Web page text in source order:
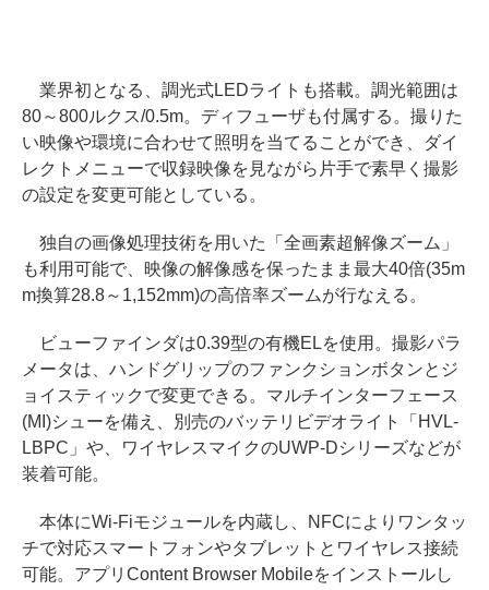
業界初となる、調光式LEDライトも搭載。調光範囲は
80～800ルクス/0.5m。ディフューザも付属する。撮りた
い映像や環境に合わせて照明を当てることができ、ダイ
レクトメニューで収録映像を見ながら片手で素早く撮影
の設定を変更可能としている。
独自の画像処理技術を用いた「全画素超解像ズーム」
も利用可能で、映像の解像感を保ったまま最大40倍(35m
m換算28.8～1,152mm)の高倍率ズームが行なえる。
ビューファインダは0.39型の有機ELを使用。撮影パラ
メータは、ハンドグリップのファンクションボタンとジ
ョイスティックで変更できる。マルチインターフェース
(MI)シューを備え、別売のバッテリビデオライト「HVL-
LBPC」や、ワイヤレスマイクのUWP-Dシリーズなどが
装着可能。
本体にWi-Fiモジュールを内蔵し、NFCによりワンタッ
チで対応スマートフォンやタブレットとワイヤレス接続
可能。アプリContent Browser Mobileをインストールし